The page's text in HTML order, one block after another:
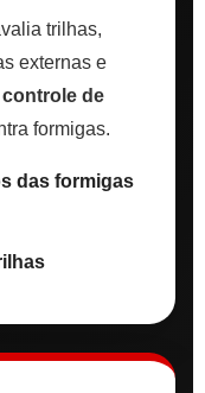
trilhas,
externas e
controle de
formigas.
das formigas